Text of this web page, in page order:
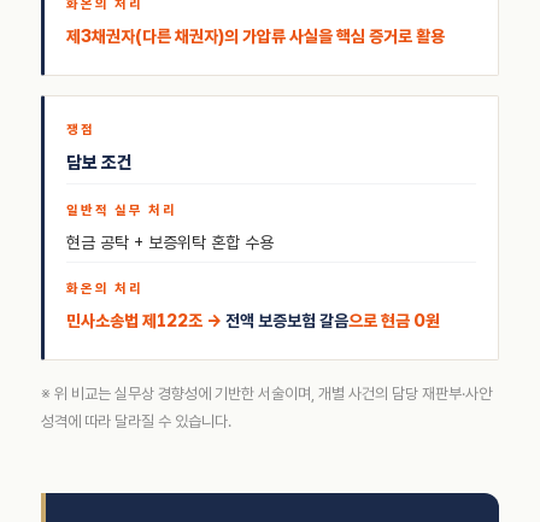
제3채권자(다른 채권자)의 가압류 사실을 핵심 증거로 활용
담보 조건
현금 공탁 + 보증위탁 혼합 수용
민사소송법 제122조 → 전액 보증보험 갈음으로 현금 0원
※ 위 비교는 실무상 경향성에 기반한 서술이며, 개별 사건의 담당 재판부·사안
성격에 따라 달라질 수 있습니다.